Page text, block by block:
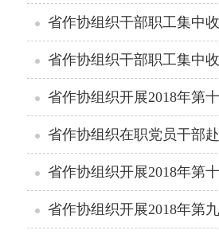
省作协组织干部职工集中
省作协组织干部职工集中
省作协组织开展2018年第
省作协组织在职党员干部
省作协组织开展2018年第
省作协组织开展2018年第